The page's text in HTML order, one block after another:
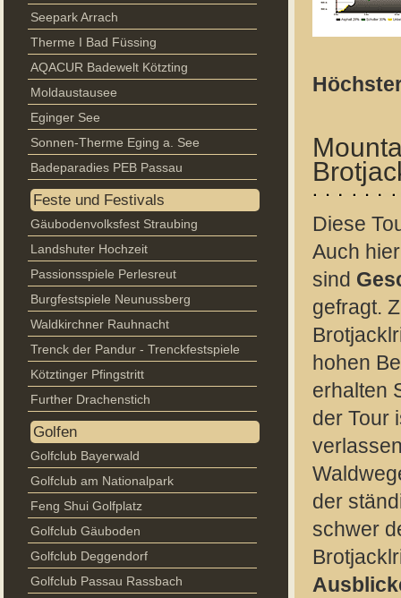
Seepark Arrach
Therme I Bad Füssing
AQACUR Badewelt Kötzting
Moldaustausee
Eginger See
Sonnen-Therme Eging a. See
Badeparadies PEB Passau
Feste und Festivals
Gäubodenvolksfest Straubing
Landshuter Hochzeit
Passionsspiele Perlesreut
Burgfestspiele Neunussberg
Waldkirchner Rauhnacht
Trenck der Pandur - Trenckfestspiele
Kötztinger Pfingstritt
Further Drachenstich
Golfen
Golfclub Bayerwald
Golfclub am Nationalpark
Feng Shui Golfplatz
Golfclub Gäuboden
Golfclub Deggendorf
Golfclub Passau Rassbach
Diese
Auch
sind
gefragt.
hohen
erhalten
der Tour
der
schwer